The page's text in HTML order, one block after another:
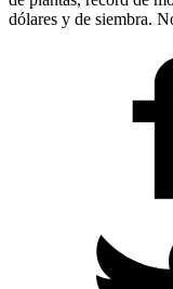
dólares y de siembra.